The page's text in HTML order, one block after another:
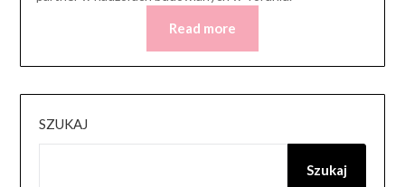
Read more
SZUKAJ
Szukaj